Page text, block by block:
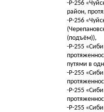
-Р-256
район,
-Р-256
(подъём)),
-Р-255
путями в
-Р-255
-Р-255
-Р-255